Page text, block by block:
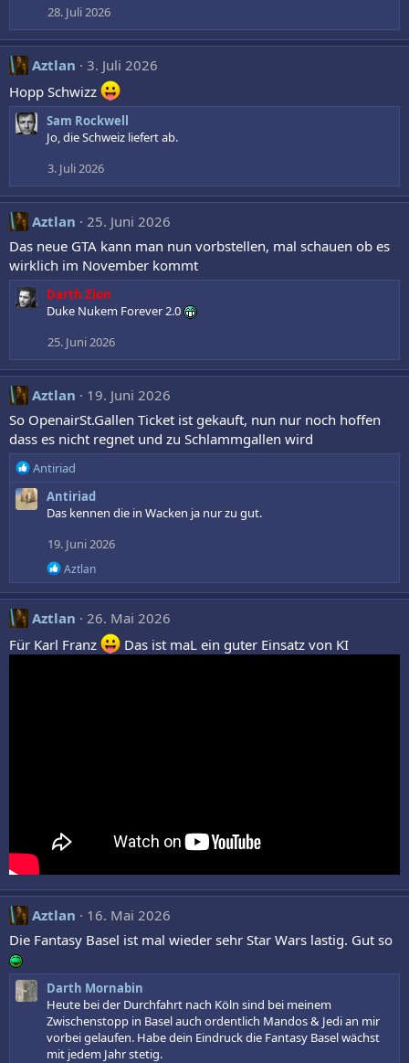
28. Juli 2026
Aztlan
3. Juli 2026
Hopp Schwizz
Sam Rockwell
Jo, die Schweiz liefert ab.
3. Juli 2026
Aztlan
25. Juni 2026
Das neue GTA kann man nun vorbstellen, mal schauen ob es
wirklich im November kommt
Darth Zion
Duke Nukem Forever 2.0
25. Juni 2026
Aztlan
19. Juni 2026
So OpenairSt.Gallen Ticket ist gekauft, nun nur noch hoffen
dass es nicht regnet und zu Schlammgallen wird
R
e
a
n
e
n
Antiriad
Antiriad
Das kennen die in Wacken ja nur zu gut.
19. Juni 2026
R
e
a
t
i
o
Aztlan
Aztlan
26. Mai 2026
Für Karl Franz
Das ist maL ein guter Einsatz von KI
Aztlan
16. Mai 2026
Die Fantasy Basel ist mal wieder sehr Star Wars lastig. Gut so
Darth Mornabin
Heute bei der Durchfahrt nach Köln sind bei meinem
Zwischenstopp in Basel auch ordentlich Mandos & Jedi an mir
vorbei gelaufen. Habe dein Eindruck die Fantasy Basel wächst
mit jedem Jahr stetig.